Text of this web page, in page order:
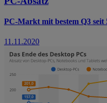
PC-Markt mit bestem Q3 seit
11.11.2020